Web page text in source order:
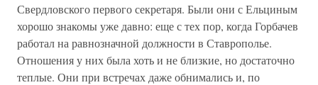
Свердловского первого секретаря. Были они с Ельциным
хорошо знакомы уже давно: еще с тех пор, когда Горбачев
работал на равнозначной должности в Ставрополье.
Отношения у них была хоть и не близкие, но достаточно
теплые. Они при встречах даже обнимались и, по